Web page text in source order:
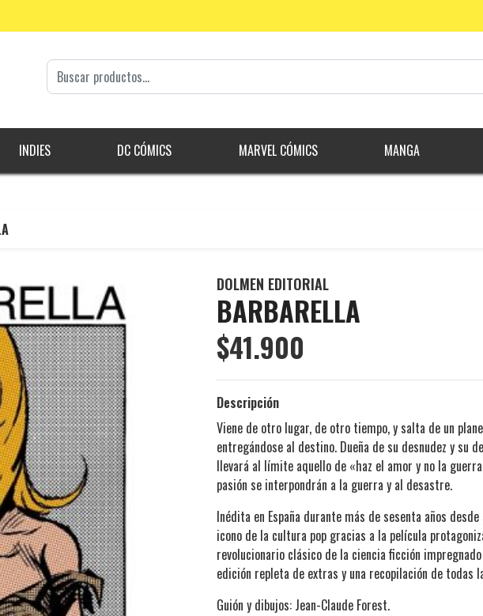
INDIES DC CÓMICS MARVEL CÓMICS MANGA
DOLMEN EDITORIAL
BARBARELLA
$41.900
Descripción
Viene de otro lugar, de otro tiempo, y salta de un
entregándose al destino. Dueña de su desnudez y
llevará al límite aquello de «haz el amor y no la
pasión se interpondrán a la guerra y al desastre.
Inédita en España durante más de sesenta años
icono de la cultura pop gracias a la película
revolucionario clásico de la ciencia ficción
edición repleta de extras y una recopilación de todas
Guión y dibujos: Jean-Claude Forest.